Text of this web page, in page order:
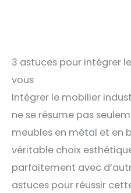
3 astuces pour intégrer
vous
Intégrer le mobilier
ne se résume pas
meubles en métal et en
véritable choix
parfaitement avec
astuces pour réussir